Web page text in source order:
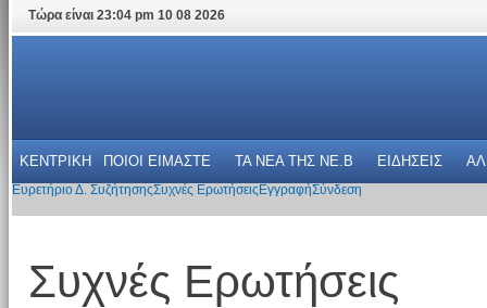
Τώρα είναι 23:04 pm 10 08 2026
ΚΕΝΤΡΙΚΗ ΠΟΙΟΙ ΕΙΜΑΣΤΕ ΤΑ ΝΕΑ THΣ NE.B ΕΙΔΗΣΕΙΣ
Ευρετήριο Δ. ΣυζήτησηςΣυχνές Ερωτήσεις ΕγγραφήΣύνδεση
Συχνές Ερωτήσεις